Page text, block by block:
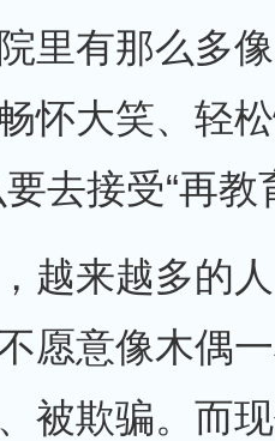
里有那么多
怀大笑、轻
去接受“再教
越来越多的
愿意像木偶
被欺骗。而